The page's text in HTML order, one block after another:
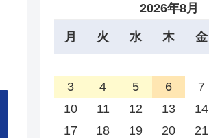
2026年8月
月 火 水 木 金
3
4 5 6 7
10
11 12 13 14
17
18 19 20 21